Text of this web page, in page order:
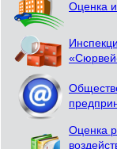
Оценка и
Оценка